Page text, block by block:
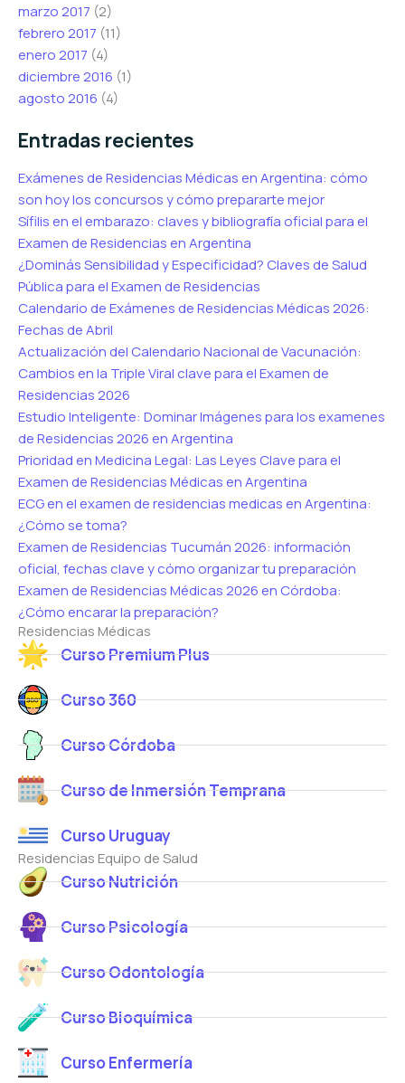
marzo 2017 (2)
febrero 2017 (11)
enero 2017 (4)
diciembre 2016 (1)
agosto 2016 (4)
Entradas recientes
Exámenes de Residencias Médicas en Argentina: cómo
son hoy los concursos y cómo prepararte mejor
Sífilis en el embarazo: claves y bibliografía oficial para el
Examen de Residencias en Argentina
¿Dominás Sensibilidad y Especificidad? Claves de Salud
Pública para el Examen de Residencias
Calendario de Exámenes de Residencias Médicas 2026:
Fechas de Abril
Actualización del Calendario Nacional de Vacunación:
Cambios en la Triple Viral clave para el Examen de
Residencias 2026
Estudio Inteligente: Dominar Imágenes para los examenes
de Residencias 2026 en Argentina
Prioridad en Medicina Legal: Las Leyes Clave para el
Examen de Residencias Médicas en Argentina
ECG en el examen de residencias medicas en Argentina:
¿Cómo se toma?
Examen de Residencias Tucumán 2026: información
oficial, fechas clave y cómo organizar tu preparación
Examen de Residencias Médicas 2026 en Córdoba:
¿Cómo encarar la preparación?
Residencias Médicas
Curso Premium Plus
Curso 360
Curso Córdoba
Curso de Inmersión Temprana
Curso Uruguay
Residencias Equipo de Salud
Curso Nutrición
Curso Psicología
Curso Odontología
Curso Bioquímica
Curso Enfermería